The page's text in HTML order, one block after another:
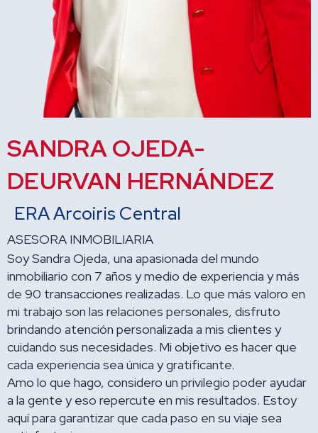
SANDRA OJEDA-
DEURVAN HERNÁNDEZ
ERA Arcoiris Central
ASESORA INMOBILIARIA
Soy Sandra Ojeda, una apasionada del mundo
inmobiliario con 7 años y medio de experiencia y más
de 90 transacciones realizadas. Lo que más valoro en
mi trabajo son las relaciones personales, disfruto
brindando atención personalizada a mis clientes y
cuidando sus necesidades. Mi objetivo es hacer que
cada experiencia sea única y gratificante.
Amo lo que hago, considero un privilegio poder ayudar
a la gente y eso repercute en mis resultados. Estoy
aquí para garantizar que cada paso en su viaje sea